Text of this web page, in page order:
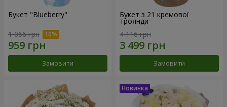
Букет "Blueberry"
1 066 грн
Замовити
Букет з 21 кремової
троянди
4 116 грн
Замовити